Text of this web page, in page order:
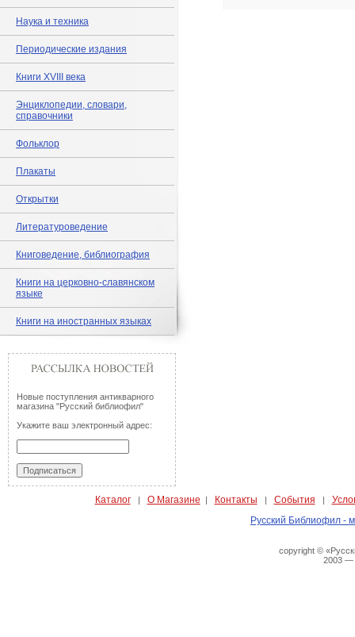
Наука и техника
Периодические издания
Книги XVIII века
Энциклопедии, словари,
справочники
Фольклор
Плакаты
Открытки
Литературоведение
Книговедение, библиография
Книги на церковно-славянском
языке
Книги на иностранных языках
Новые поступления антикварного
магазина "Русский библиофил"
Укажите ваш электронный адрес:
Каталог| О Магазине | Контакты | События |
Русский Библиофил -
copyright ©
2003 —